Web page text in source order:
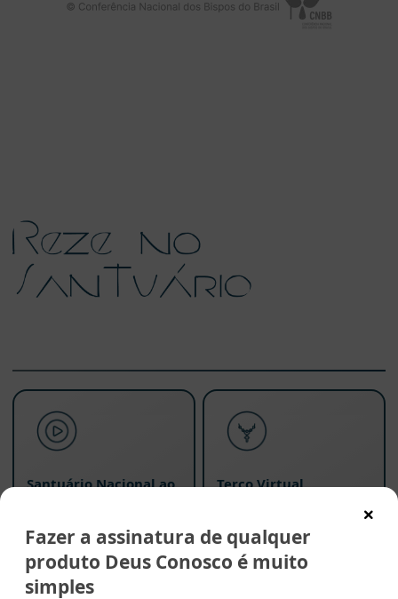
Santuário Nacional ao
Terço Virtual
Fazer a assinatura de qualquer
produto Deus Conosco é muito
simples